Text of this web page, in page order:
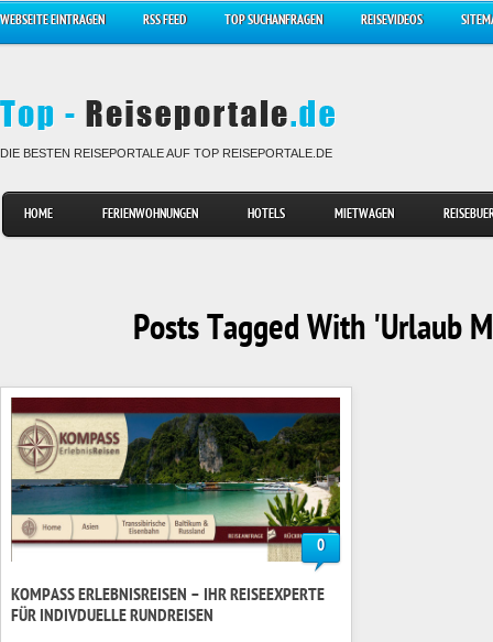
WEBSEITE EINTRAGEN RSS FEED TOP SUCHANFRAGEN REISEVIDEOS
DIE BESTEN REISEPORTALE AUF TOP REISEPORTALE.DE
HOME FERIENWOHNUNGEN HOTELS MIETWAGEN
Posts Tagged With 'Urlaub
0
KOMPASS ERLEBNISREISEN – IHR REISEEXPERTE
FÜR INDIVDUELLE RUNDREISEN